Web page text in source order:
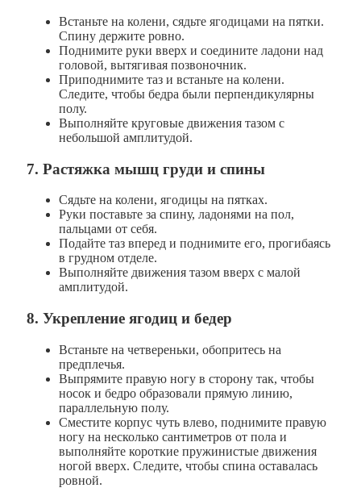
Встаньте на колени, сядьте ягодицами на пятки.
Спину держите ровно.
Поднимите руки вверх и соедините ладони над
головой, вытягивая позвоночник.
Приподнимите таз и встаньте на колени.
Следите, чтобы бедра были перпендикулярны
полу.
Выполняйте круговые движения тазом с
небольшой амплитудой.
7. Растяжка мышц груди и спины
Сядьте на колени, ягодицы на пятках.
Руки поставьте за спину, ладонями на пол,
пальцами от себя.
Подайте таз вперед и поднимите его, прогибаясь
в грудном отделе.
Выполняйте движения тазом вверх с малой
амплитудой.
8. Укрепление ягодиц и бедер
Встаньте на четвереньки, обопритесь на
предплечья.
Выпрямите правую ногу в сторону так, чтобы
носок и бедро образовали прямую линию,
параллельную полу.
Сместите корпус чуть влево, поднимите правую
ногу на несколько сантиметров от пола и
выполняйте короткие пружинистые движения
ногой вверх. Следите, чтобы спина оставалась
ровной.